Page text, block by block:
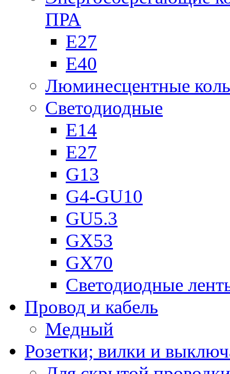
ПРА
Е27
Е40
Люминесцентные
Светодиодные
Е14
Е27
G13
G4-GU10
GU5.3
GX53
GX70
Светодиодные
Провод и кабель
Медный
Розетки; вилки и